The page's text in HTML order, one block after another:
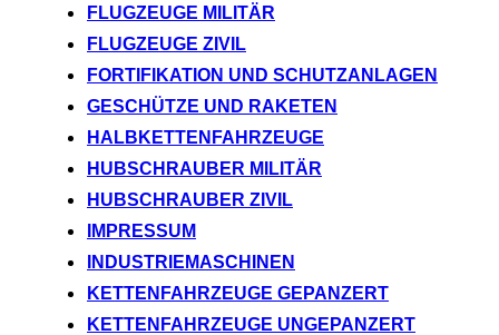
FLUGZEUGE MILITÄR
FLUGZEUGE ZIVIL
FORTIFIKATION UND SCHUTZANLAGEN
GESCHÜTZE UND RAKETEN
HALBKETTENFAHRZEUGE
HUBSCHRAUBER MILITÄR
HUBSCHRAUBER ZIVIL
IMPRESSUM
INDUSTRIEMASCHINEN
KETTENFAHRZEUGE GEPANZERT
KETTENFAHRZEUGE UNGEPANZERT